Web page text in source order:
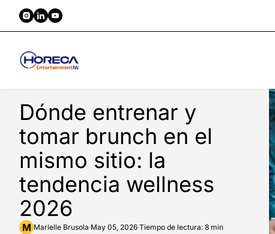
Dónde entrenar y
tomar brunch en el
mismo sitio: la
tendencia wellness
2026
M Marielle Brusola·May 05, 2026·Tiempo de lectura: 8 min